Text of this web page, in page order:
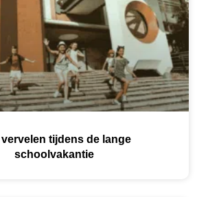
vervelen tijdens de lange
schoolvakantie